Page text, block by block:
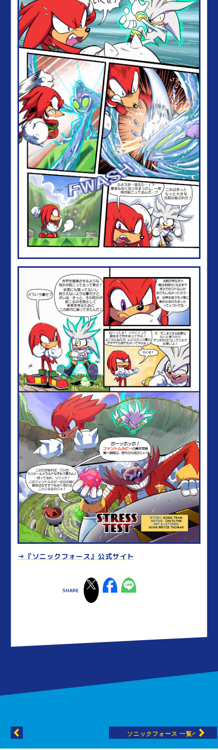
→『ソニックフォース』公式サイト
ソニックフォース 一覧へ